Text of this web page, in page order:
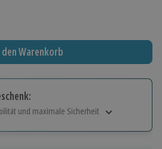
den Warenkorb
und maximale Sicherheit